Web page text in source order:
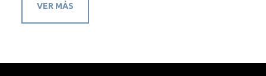
VER MÁS